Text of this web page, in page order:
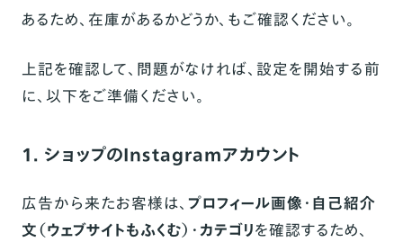
あるため、在庫があるかどうか、もご確認ください。
上記を確認して、問題がなければ、設定を開始する前
に、以下をご準備ください。
1. ショップのInstagramアカウント
広告から来たお客様は、 プロフィール画像・自己紹介
文（ウェブサイトもふくむ）・カテゴリを確認するため、